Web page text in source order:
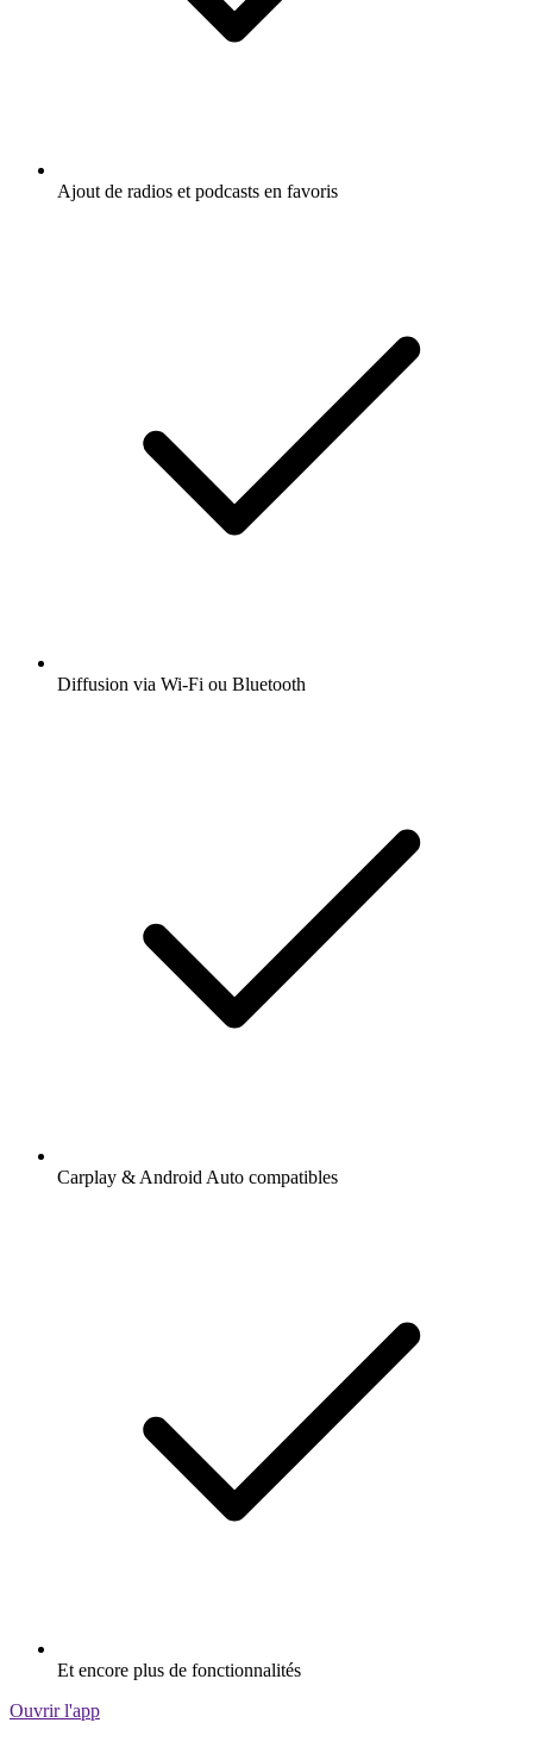
Ajout de radios et podcasts en favoris
Diffusion via Wi-Fi ou Bluetooth
Carplay & Android Auto compatibles
Et encore plus de fonctionnalités
Ouvrir l'app